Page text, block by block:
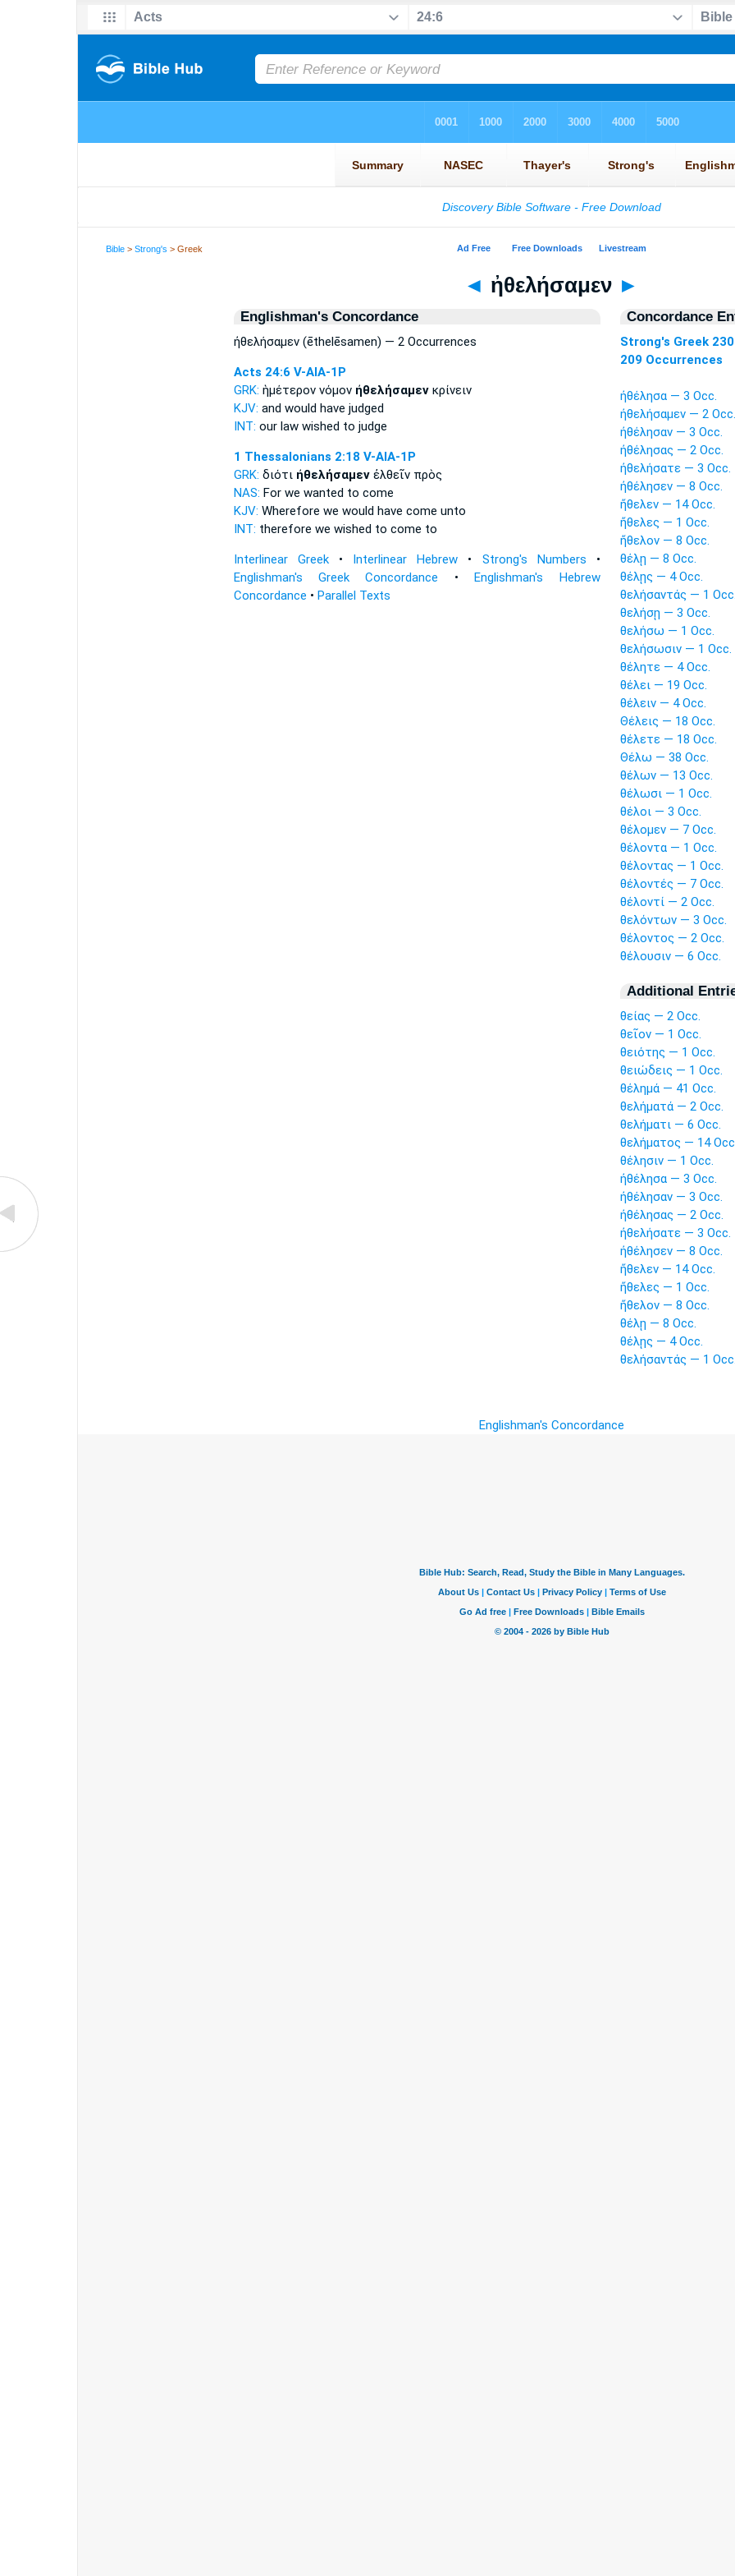
Bible >Strong's > Greek
◄ ἠθελήσαμεν ►
Englishman's Concordance
ἠθελήσαμεν (ēthelēsamen) — 2 Occurrences
Acts 24:6 V-AIA-1P
GRK: ἡμέτερον νόμον ἠθελήσαμενκρίνειν
KJV: and would have judged
INT: our law wished to judge
1 Thessalonians 2:18 V-AIA-1P
GRK: διότι ἠθελήσαμενἐλθεῖν πρὸς
NAS: For we wanted to come
KJV: Wherefore we would have come unto
INT: therefore we wished to come to
Interlinear Greek• Interlinear Hebrew • Strong's Numbers •
Englishman's Greek Concordance •Englishman's Hebrew
Concordance • Parallel Texts
Concordance
Strong's Greek
209 Occurrences
ἠθέλησα — 3 Occ.
ἠθελήσαμεν — 2 Occ.
ἠθέλησαν — 3 Occ.
ἠθέλησας — 2 Occ.
ἠθελήσατε — 3 Occ.
ἠθέλησεν — 8 Occ.
ἤθελεν — 14 Occ.
ἤθελες — 1 Occ.
ἤθελον — 8 Occ.
θέλῃ — 8 Occ.
θέλῃς — 4 Occ.
θελήσαντάς — 1
θελήσῃ — 3 Occ.
θελήσω — 1 Occ.
θελήσωσιν — 1 Occ.
θέλητε — 4 Occ.
θέλει — 19 Occ.
θέλειν — 4 Occ.
Θέλεις — 18 Occ.
θέλετε — 18 Occ.
Θέλω — 38 Occ.
θέλων — 13 Occ.
θέλωσι — 1 Occ.
θέλοι — 3 Occ.
θέλομεν — 7 Occ.
θέλοντα — 1 Occ.
θέλοντας — 1 Occ.
θέλοντές — 7 Occ.
θέλοντί — 2 Occ.
θελόντων — 3 Occ.
θέλοντος — 2 Occ.
θέλουσιν — 6 Occ.
Additional
θείας — 2 Occ.
θεῖον — 1 Occ.
θειότης — 1 Occ.
θειώδεις — 1 Occ.
θέλημά — 41 Occ.
θελήματά — 2 Occ.
θελήματι — 6 Occ.
θελήματος — 14
θέλησιν — 1 Occ.
ἠθέλησα — 3 Occ.
ἠθέλησαν — 3 Occ.
ἠθέλησας — 2 Occ.
ἠθελήσατε — 3 Occ.
ἠθέλησεν — 8 Occ.
ἤθελεν — 14 Occ.
ἤθελες — 1 Occ.
ἤθελον — 8 Occ.
θέλῃ — 8 Occ.
θέλῃς — 4 Occ.
θελήσαντάς — 1
Englishman's Concordance